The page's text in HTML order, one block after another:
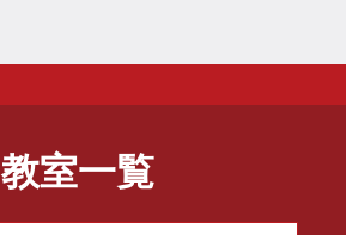
教室一覧